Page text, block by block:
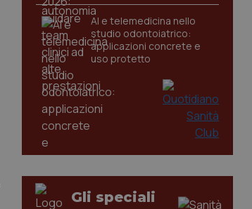
AI e telemedicina nello
studio odontoiatrico:
applicazioni concrete e
uso protetto
Gli speciali